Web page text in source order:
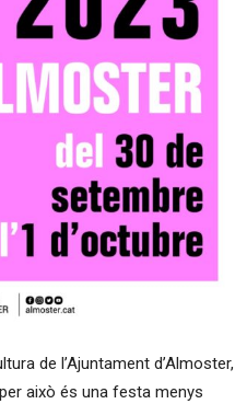
de l’Ajuntament d’Almoster,
això és una festa menys